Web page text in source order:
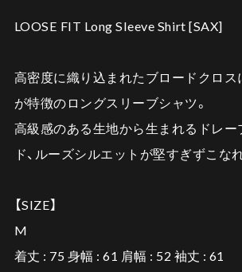
LOOSE FIT Long Sleeve Shirt [SAX]
高密度に織り込まれたブロードクロ
が特徴のロングスリーブシャツ。
高級感のある生地から生まれるドレー
ド、ルーズシルエットが堅すぎずこな
【SIZE】
M
着丈 : 75 身幅 : 61 肩幅 : 52 袖丈 : 61